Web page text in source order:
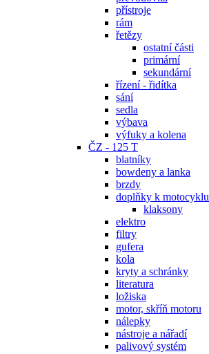
přístroje
rám
řetězy
ostatní části
primární
sekundární
řízení - řidítka
sání
sedla
výbava
výfuky a kolena
ČZ - 125 T
blatníky
bowdeny a lanka
brzdy
doplňky k motocyklu
klaksony
elektro
filtry
gufera
kola
kryty a schránky
literatura
ložiska
motor, skříň motoru
nálepky
nástroje a nářadí
palivový systém